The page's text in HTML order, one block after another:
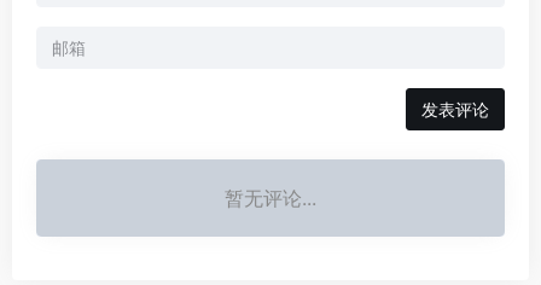
发表评论
暂无评论...